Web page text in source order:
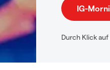
Durch Klick auf